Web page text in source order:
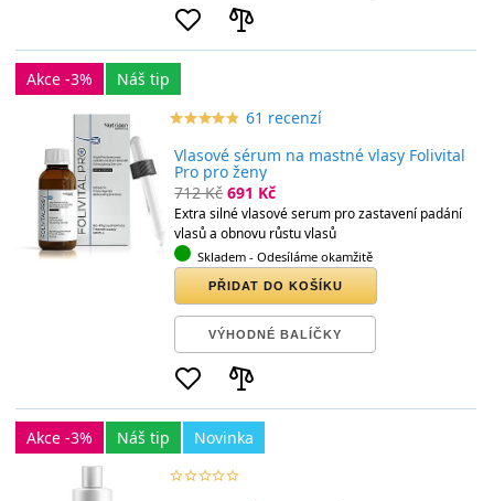
Akce -3% Náš tip
star_borderstar_borderstar_borderstar_borderstar_border
starstarstarstarstar 61 recenzí
Vlasové sérum na mastné vlasy Folivital
Pro pro ženy
712 Kč 691 Kč
Extra silné vlasové serum pro zastavení padání
vlasů a obnovu růstu vlasů
Skladem - Odesíláme okamžitě
PŘIDAT DO KOŠÍKU
VÝHODNÉ BALÍČKY
Akce -3% Náš tip Novinka
star_borderstar_borderstar_borderstar_borderstar_border
starstarstarstarstar